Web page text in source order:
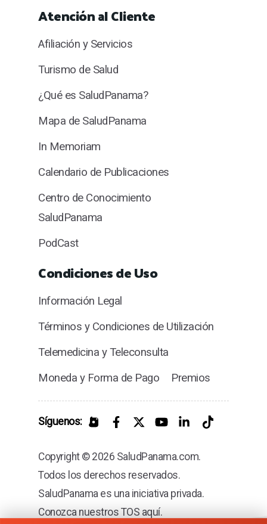
Atención al Cliente
Afiliación y Servicios
Turismo de Salud
¿Qué es SaludPanama?
Mapa de SaludPanama
In Memoriam
Calendario de Publicaciones
Centro de Conocimiento
SaludPanama
PodCast
Condiciones de Uso
Información Legal
Términos y Condiciones de Utilización
Telemedicina y Teleconsulta
Moneda y Forma de Pago
Premios
Síguenos:
Copyright © 2026 SaludPanama.com.
Todos los derechos reservados.
SaludPanama es una iniciativa privada.
Conozca nuestros TOS aquí.